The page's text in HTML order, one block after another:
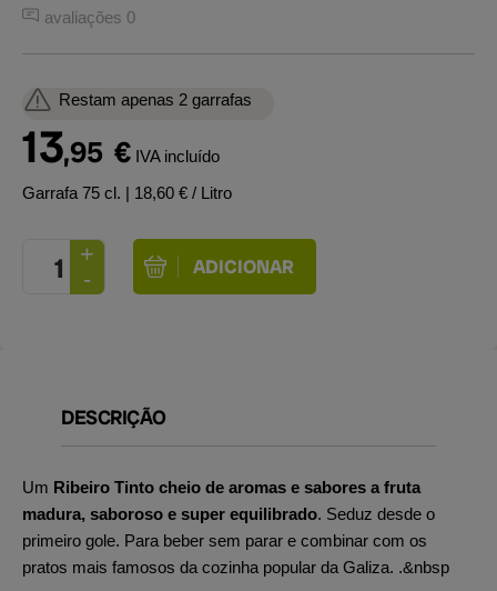
avaliações 0
Restam apenas 2 garrafas
13,95 € IVA incluído
Garrafa 75 cl. | 18,60 € / Litro
DESCRIÇÃO
Um Ribeiro Tinto cheio de aromas e sabores a fruta
madura, saboroso e super equilibrado. Seduz desde o
primeiro gole. Para beber sem parar e combinar com os
pratos mais famosos da cozinha popular da Galiza. .&nbsp